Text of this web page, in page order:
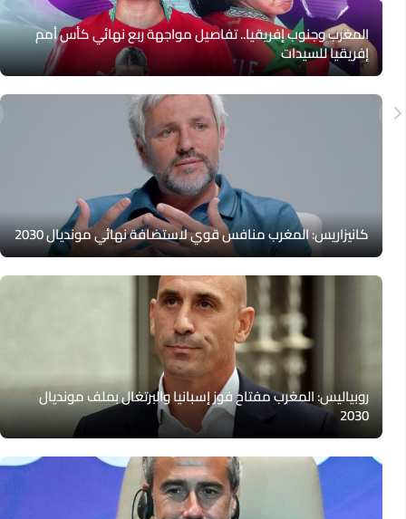
المغرب وجنوب إفريقيا.. تفاصيل مواجهة ربع نهائي كأس أمم
إفريقيا للسيدات
كانيزاريس: المغرب منافس قوي لاستضافة نهائي مونديال 2030
روبياليس: المغرب مفتاح فوز إسبانيا والبرتغال بملف مونديال
2030